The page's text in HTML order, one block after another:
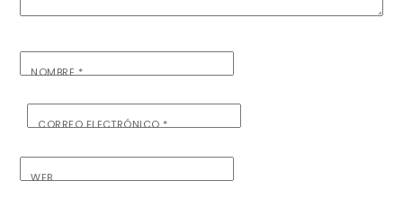
NOMBRE*
CORREO ELECTRÓNICO*
WEB